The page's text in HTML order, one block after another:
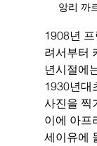
앙리 까
1908년
려서부터
년시절에
1930년대
사진을 찍
이에 아프
세이유에